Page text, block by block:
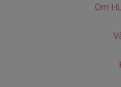
Om